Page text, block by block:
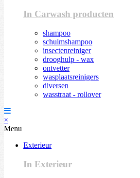
In Carwash producten
shampoo
schuimshampoo
insectenreiniger
drooghulp - wax
ontvetter
wasplaatsreinigers
diversen
wasstraat - rollover
×
Menu
Exterieur
In Exterieur